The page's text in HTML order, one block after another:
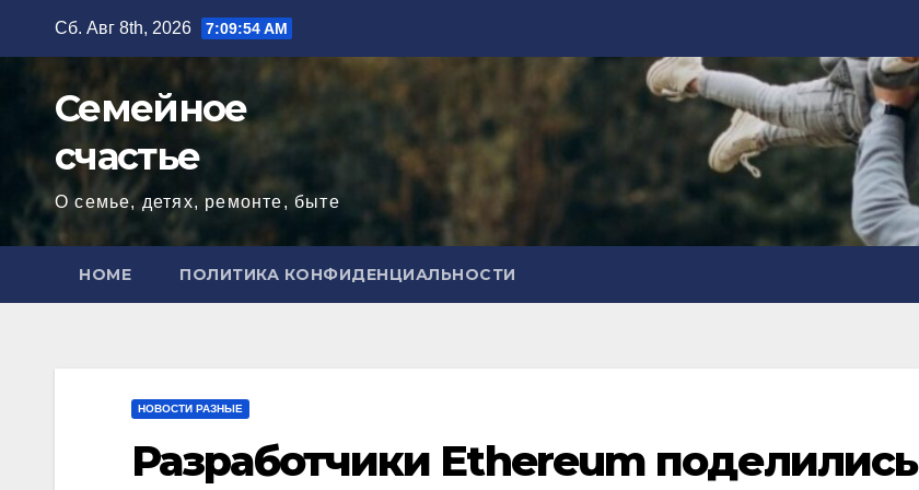
содержимому
Сб. Авг 8th, 2026 7:09:56 AM
Семейное
счастье
О семье, детях, ремонте, быте
HOME ПОЛИТИКА КОНФИДЕНЦИАЛЬНОСТИ
НОВОСТИ РАЗНЫЕ
Разработчики Ethereum поделились